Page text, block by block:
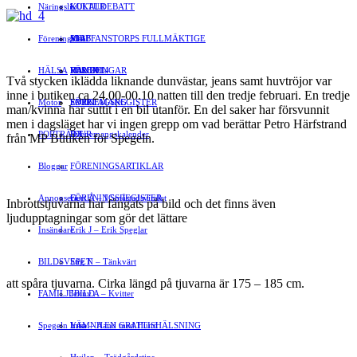
LOKALDEBATT
STAFFANSTORPS FULLMÄKTIGE
VAL 2014
KULTUR
Mat
RESOR
EVENEMANG
Evenemangskalender
Näringsliv
JOBB
HANDEL
FÖRETAGSREGISTER
Föreningsliv
FÖRENINGAR
SPORT
DJUR
FÖRENINGSARTIKLAR
FÖRENINGSREGISTER
HÄLSA
Motor
PORTRÄTT
Bloggar
Gert Å – I Småstadsvimlet
Erik J – Erik Speglar
Stig N – Tänkvärt
Jenny A – Kvitter
Yrsa – Hand med Hund
Annonsera
Insändare
BILDSVEPET
FAMILJEBILD
LÄMNA EN GRATTISHÄLSNING
Spegeln Info
Två stycken iklädda liknande dunvästar, jeans samt huvtröjor var
inne i butiken ca 24.00-00.10 natten till den tredje februari. En tredje
man/kvinna har suttit i en bil utanför. En del saker har försvunnit
men i dagsläget har vi ingen grepp om vad berättar Petro Härfstrand
från MP Butiken för Spegeln.
Inbrottstjuvarna har fångats på bild och det finns även
ljudupptagningar som gör det lättare
att spåra tjuvarna. Cirka längd på tjuvarna är 175 – 185 cm.